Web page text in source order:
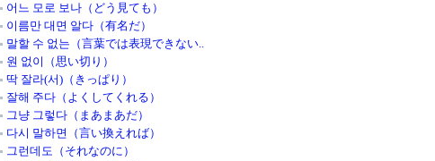
어느 모로 보나（どう見ても）
이름만 대면 알다（有名だ）
말할 수 없는（言葉では表現できない..
원 없이（思い切り）
딱 잘라(서)（きっぱり）
잘해 주다（よくしてくれる）
그냥 그렇다（まあまあだ）
다시 말하면（言い換えれば）
그런데도（それなのに）